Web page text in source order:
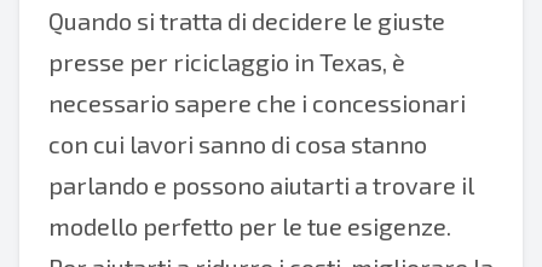
Quando si tratta di decidere le giuste
presse per riciclaggio in Texas, è
necessario sapere che i concessionari
con cui lavori sanno di cosa stanno
parlando e possono aiutarti a trovare il
modello perfetto per le tue esigenze.